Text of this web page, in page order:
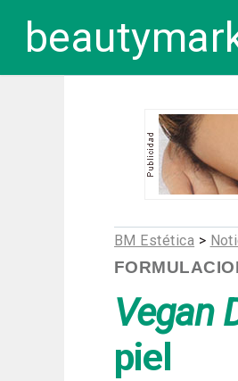
BM Estética >
Vegan
piel